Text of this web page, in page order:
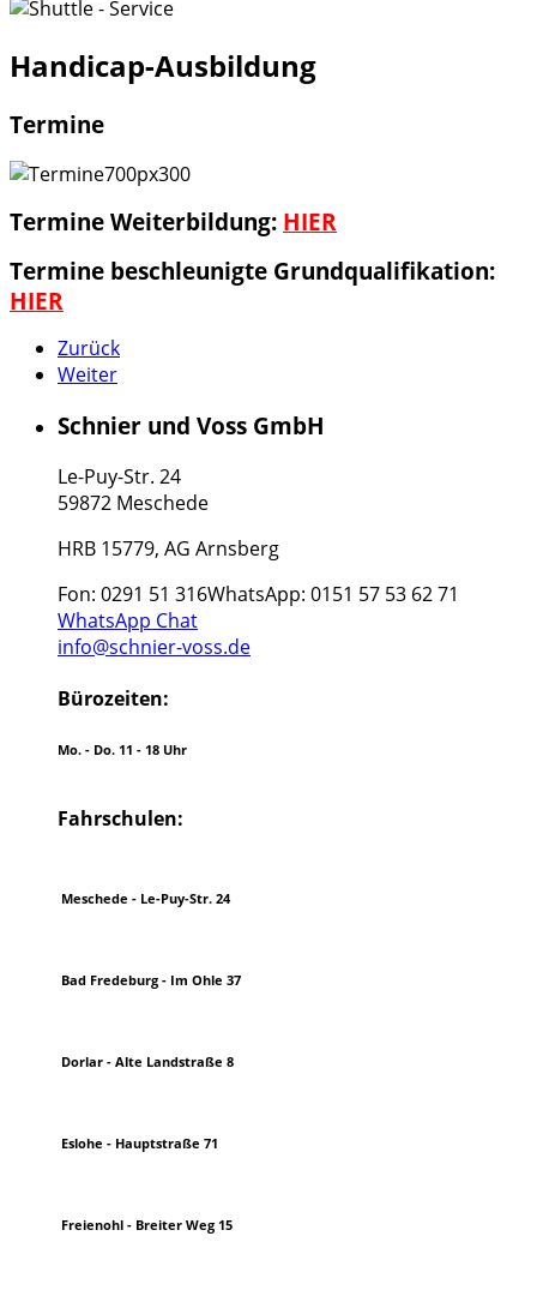
Handicap-Ausbildung
Termine
Termine Weiterbildung: HIER
Termine beschleunigte Grundqualifikation:
HIER
Zurück
Weiter
Schnier und Voss GmbH
Le-Puy-Str. 24
59872 Meschede
HRB 15779, AG Arnsberg
Fon: 0291 51 316WhatsApp: 0151 57 53 62 71
WhatsApp Chat
info@schnier-voss.de
Bürozeiten:
Mo. - Do. 11 - 18 Uhr
Fahrschulen:
Meschede - Le-Puy-Str. 24
Bad Fredeburg - Im Ohle 37
Dorlar - Alte Landstraße 8
Eslohe - Hauptstraße 71
Freienohl - Breiter Weg 15